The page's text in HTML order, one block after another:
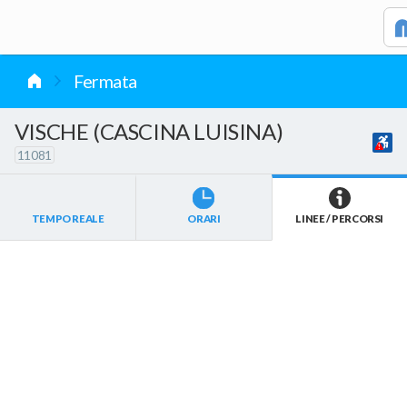
Fermata
VISCHE (CASCINA LUISINA)
11081
TEMPO REALE ORARI LINEE / PERCORSI